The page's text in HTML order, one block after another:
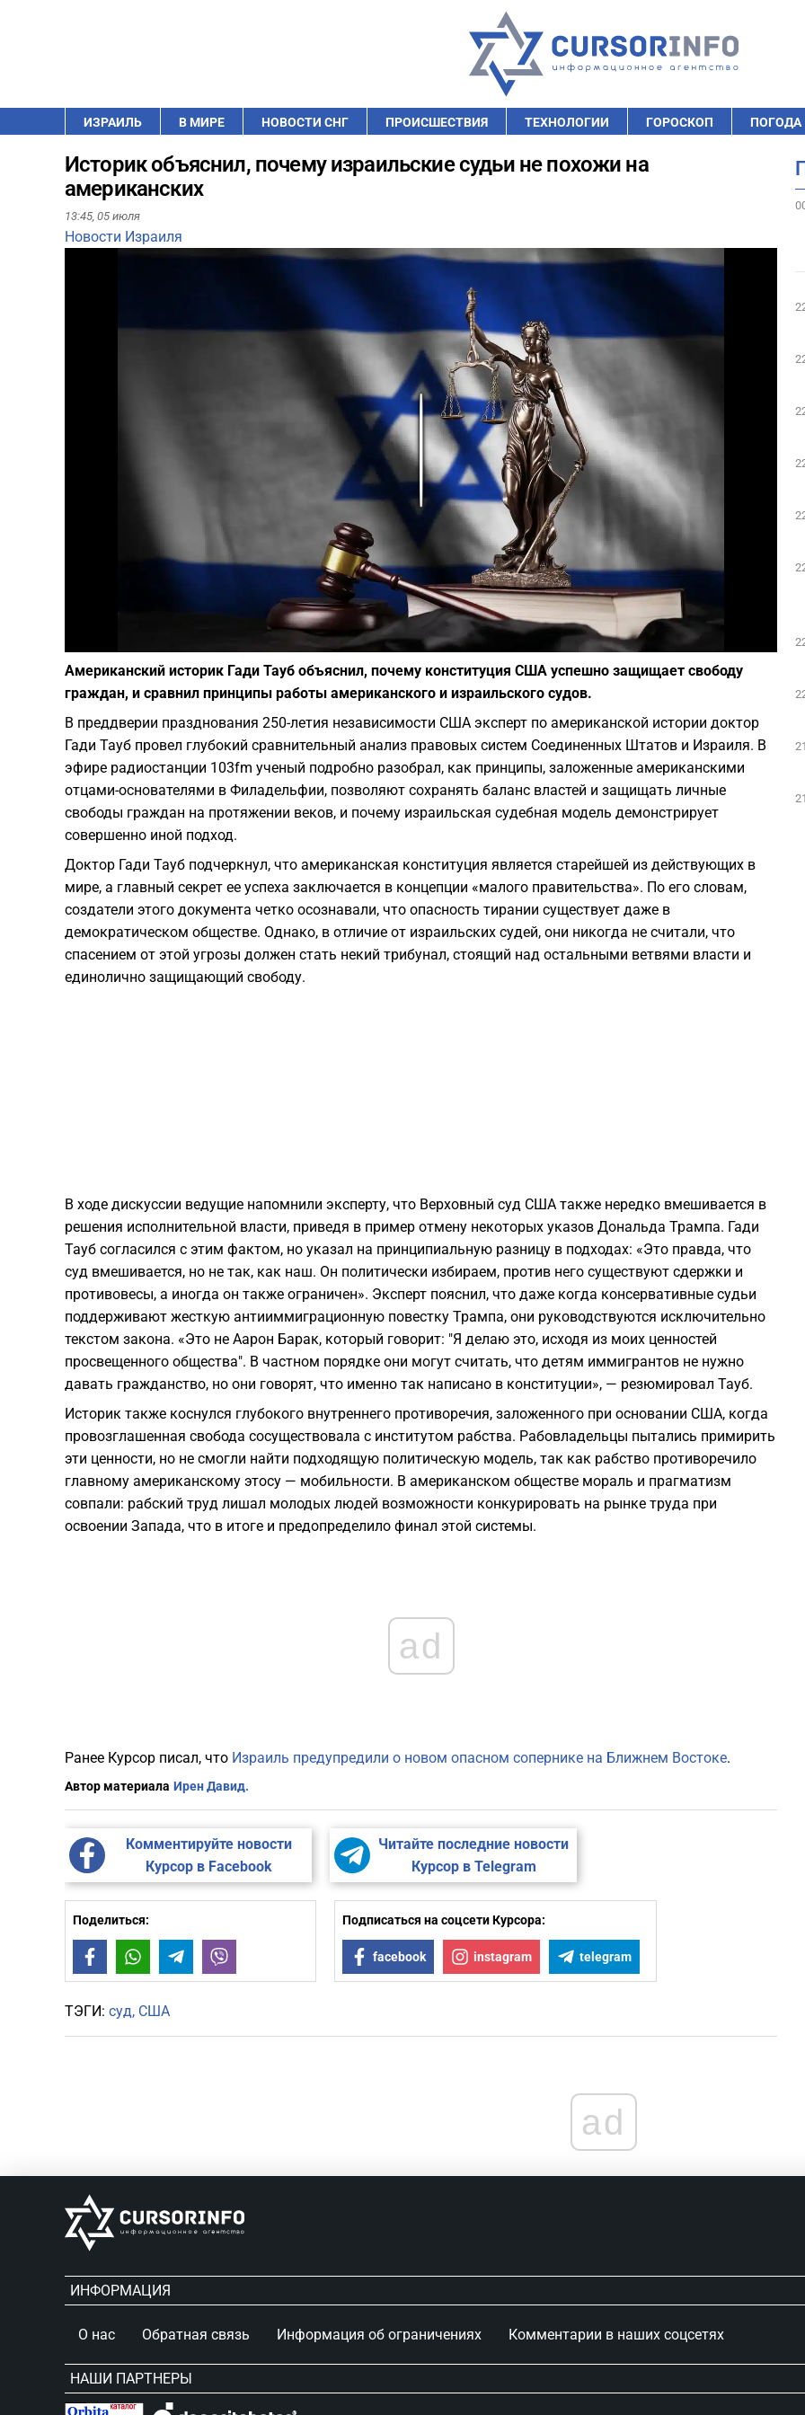
ИЗРАИЛЬ В МИРЕ НОВОСТИ СНГ ПРОИСШЕСТВИЯ ТЕХНОЛОГИИ ГОРОСКОП ПОГОДА
Историк объяснил, почему израильские судьи не похожи на
американских
13:45, 05 июля
Новости Израиля
Play
Фото: depositphotos.com
Американский историк Гади Тауб объяснил, почему конституция США успешно защищает свободу
граждан, и сравнил принципы работы американского и израильского судов.
В преддверии празднования 250-летия независимости США эксперт по американской истории доктор
Гади Тауб провел глубокий сравнительный анализ правовых систем Соединенных Штатов и Израиля. В
эфире радиостанции 103fm ученый подробно разобрал, как принципы, заложенные американскими
отцами-основателями в Филадельфии, позволяют сохранять баланс властей и защищать личные
свободы граждан на протяжении веков, и почему израильская судебная модель демонстрирует
совершенно иной подход.
Доктор Гади Тауб подчеркнул, что американская конституция является старейшей из действующих в
мире, а главный секрет ее успеха заключается в концепции «малого правительства». По его словам,
создатели этого документа четко осознавали, что опасность тирании существует даже в
демократическом обществе. Однако, в отличие от израильских судей, они никогда не считали, что
спасением от этой угрозы должен стать некий трибунал, стоящий над остальными ветвями власти и
единолично защищающий свободу.
В ходе дискуссии ведущие напомнили эксперту, что Верховный суд США также нередко вмешивается в
решения исполнительной власти, приведя в пример отмену некоторых указов Дональда Трампа. Гади
Тауб согласился с этим фактом, но указал на принципиальную разницу в подходах: «Это правда, что
суд вмешивается, но не так, как наш. Он политически избираем, против него существуют сдержки и
противовесы, а иногда он также ограничен». Эксперт пояснил, что даже когда консервативные судьи
поддерживают жесткую антииммиграционную повестку Трампа, они руководствуются исключительно
текстом закона. «Это не Аарон Барак, который говорит: "Я делаю это, исходя из моих ценностей
просвещенного общества". В частном порядке они могут считать, что детям иммигрантов не нужно
давать гражданство, но они говорят, что именно так написано в конституции», — резюмировал Тауб.
Историк также коснулся глубокого внутреннего противоречия, заложенного при основании США, когда
провозглашенная свобода сосуществовала с институтом рабства. Рабовладельцы пытались примирить
эти ценности, но не смогли найти подходящую политическую модель, так как рабство противоречило
главному американскому этосу — мобильности. В американском обществе мораль и прагматизм
совпали: рабский труд лишал молодых людей возможности конкурировать на рынке труда при
освоении Запада, что в итоге и предопределило финал этой системы.
ad
Ранее Курсор писал, что Израиль предупредили о новом опасном сопернике на Ближнем Востоке.
Автор материала Ирен Давид.
Комментируйте новости
Курсор в Facebook
Читайте последние новости
Курсор в Telegram
Поделиться:
FacebookWhatsAppTelegram
Подписаться на соцсети Курсора:
facebook instagram telegram
ТЭГИ: суд США
ad
ИНФОРМАЦИЯ
О нас Обратная связь Информация об ограничениях Комментарии в наших соцсетях
НАШИ ПАРТНЕРЫ